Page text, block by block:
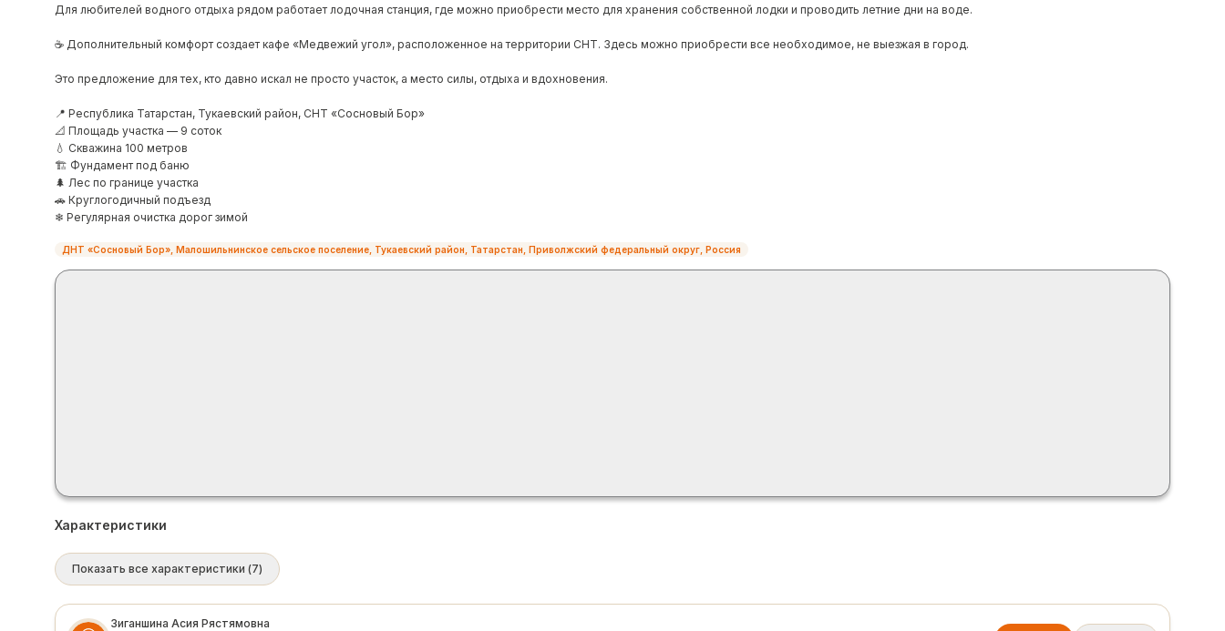
Для любителей водного отдыха рядом работает лодочная станция, где можно приобрести место для хранения собственной лодки и проводить летние дни на воде.
☕ Дополнительный комфорт создает кафе «Медвежий угол», расположенное на территории СНТ. Здесь можно приобрести все необходимое, не выезжая в город.
Это предложение для тех, кто давно искал не просто участок, а место силы, отдыха и вдохновения.
📍 Республика Татарстан, Тукаевский район, СНТ «Сосновый Бор»
📐 Площадь участка — 9 соток
💧 Скважина 100 метров
🏗 Фундамент под баню
🌲 Лес по границе участка
🚗 Круглогодичный подъезд
❄ Регулярная очистка дорог зимой
ДНТ «Сосновый Бор», Малошильнинское сельское поселение, Тукаевский район, Татарстан, Приволжский федеральный округ, Россия
Характеристики
Показать все характеристики (7)
Зиганшина Асия Рястямовна